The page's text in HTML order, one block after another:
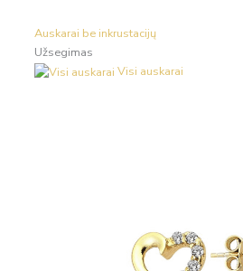
Auskarai be inkrustacijų
Užsegimas
Visi auskarai